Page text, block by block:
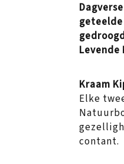
Levende
Kraam
Elke
contant.